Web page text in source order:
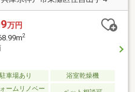
万円
2
駐車場あり 浴室乾燥機
ームリノベー